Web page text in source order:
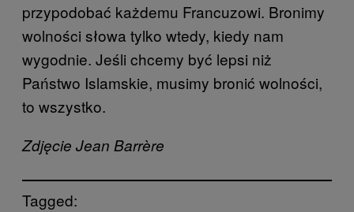
przypodobać każdemu Francuzowi. Bronimy
wolności słowa tylko wtedy, kiedy nam
wygodnie. Jeśli chcemy być lepsi niż
Państwo Islamskie, musimy bronić wolności,
to wszystko.
Zdjęcie Jean Barrère
Tagged: